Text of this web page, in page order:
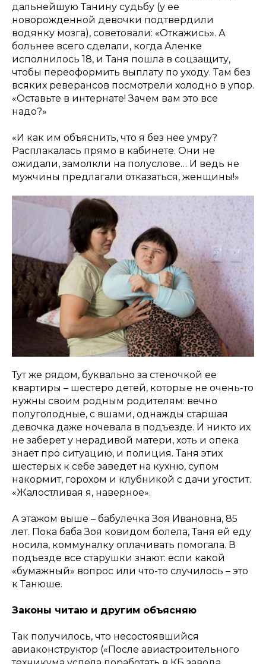
дальнейшую Танину судьбу (у ее
новорожденной девочки подтвердили
водянку мозга), советовали: «Откажись». А
больнее всего сделали, когда Аленке
исполнилось 18, и Таня пошла в соцзащиту,
чтобы переоформить выплату по уходу. Там без
всяких реверансов посмотрели холодно в упор.
«Оставьте в интернате! Зачем вам это все
надо?»
«И как им объяснить, что я без нее умру?
Расплакалась прямо в кабинете. Они не
ожидали, замолкли на полуслове… И ведь не
мужчины предлагали отказаться, женщины!»
Тут же рядом, буквально за стеночкой ее
квартиры – шестеро детей, которые не очень-то
нужны своим родным родителям: вечно
полуголодные, с вшами, однажды старшая
девочка даже ночевала в подъезде. И никто их
не заберет у нерадивой матери, хоть и опека
знает про ситуацию, и полиция. Таня этих
шестерых к себе заведет на кухню, супом
накормит, горохом и клубникой с дачи угостит.
«Жалостливая я, наверное».
А этажом выше – бабулечка Зоя Ивановна, 85
лет. Пока баба Зоя ковидом болела, Таня ей еду
носила, коммуналку оплачивать помогала. В
подъезде все старушки знают: если какой
«бумажный» вопрос или что-то случилось – это
к Танюше.
Законы читаю и другим объясняю
Так получилось, что несостоявшийся
авиаконструктор («После авиастроительного